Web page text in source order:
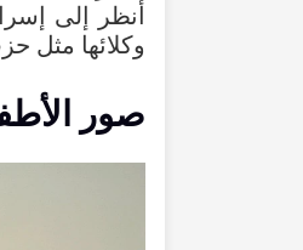
أنظر إلى
وكلائها مثل
صور